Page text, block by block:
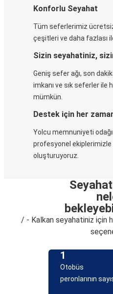
Konforlu Seyahat
Tüm seferlerimiz
çeşitleri ve daha fazlası
Sizin seyahatiniz,
Geniş sefer ağı, son
imkanı ve sık seferler ile
mümkün.
Destek için her
Yolcu memnuniyeti
profesyonel ekiplerimizle
oluşturuyoruz.
/ - Kalkan seyahatiniz için
1
Otobüs
peronlarının